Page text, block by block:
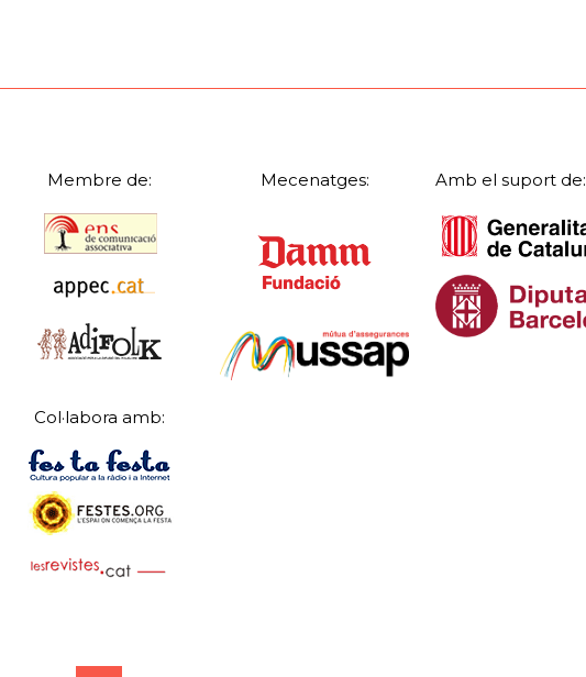
Membre de:
Col·labora amb:
Mecenatges: Amb el suport de: